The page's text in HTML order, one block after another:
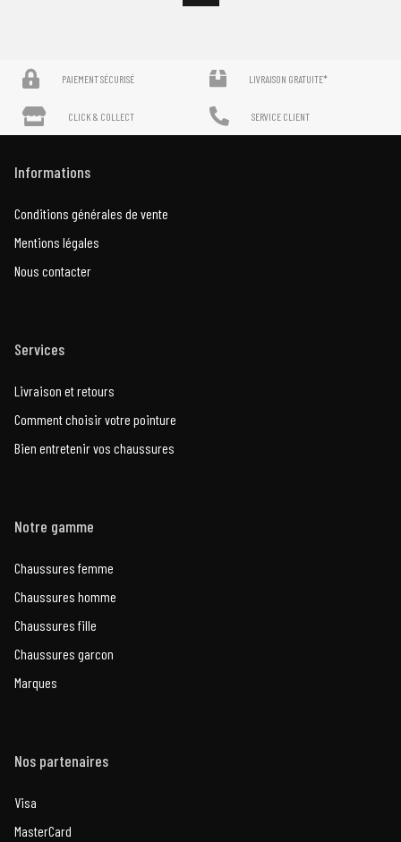
PAIEMENT SÉCURISÉ LIVRAISON GRATUITE*
CLICK & COLLECT SERVICE CLIENT
Informations
Conditions générales de vente
Mentions légales
Nous contacter
Services
Livraison et retours
Comment choisir votre pointure
Bien entretenir vos chaussures
Notre gamme
Chaussures femme
Chaussures homme
Chaussures fille
Chaussures garcon
Marques
Nos partenaires
Visa
MasterCard